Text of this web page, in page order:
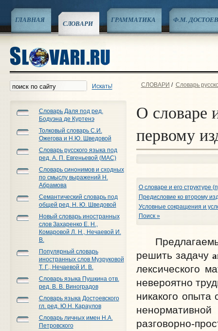
ГЛАВНАЯ СЛОВАРИ ГРАММАТИКА Ф.М.
Искать!
Словарь Даля под ред.
Бодуэна де Куртенэ
Толковый словарь С.И.
Ожегова и Н.Ю. Шведовой
Словарь русского языка под
ред. А. П. Евгеньевой (МАС)
Словарь синонимов и сходных
по смыслу выражений Н.
Абрамова
Семантический словарь под
общей ред. Н. Ю. Шведовой
Новый словарь иностранных
слов Захаренко Е. Н.,
Комаровой Л. Н., Нечаевой И.
В.
Популярный словарь
иностранных слов Музруковой
Т. Г., Нечаевой И. В.
Словарь языка Пушкина отв.
ред. В. В. Виноградов
Словарь языка Достоевского
гл. ред. Ю.Н. Караулов
Словарь личных имен Н.А.
Петровского
СЛОВАРИ / Словарь
О словаре
первому
О словаре и его структуре
Предисловие ко второму
Условные сокращения и
Поиск »
решить задачу
лексического
невероятно
никакого опыта
разговорно-